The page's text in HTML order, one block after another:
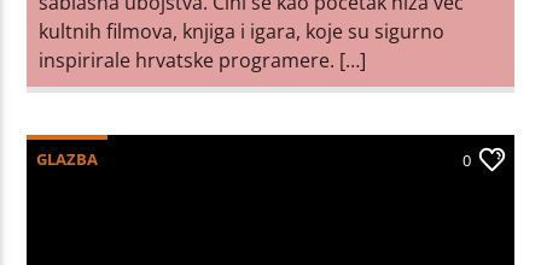
kultnih filmova, knjiga i igara, koje su sigurno
inspirirale hrvatske programere. […]
GLAZBA 0